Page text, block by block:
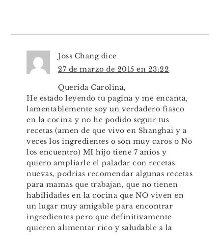
Joss Chang dice
27 de marzo de 2015 en 23:22
Querida Carolina,
He estado leyendo tu pagina y me encanta,
lamentablemente soy un verdadero fiasco
en la cocina y no he podido seguir tus
recetas (amen de que vivo en Shanghai y a
veces los ingredientes o son muy caros o No
los encuentro) MI hijo tiene 7 anios y
quiero ampliarle el paladar con recetas
nuevas, podrias recomendar algunas recetas
para mamas que trabajan, que no tienen
habilidades en la cocina que NO viven en
un lugar muy amigable para encontrar
ingredientes pero que definitivamente
quieren alimentar rico y saludable a la